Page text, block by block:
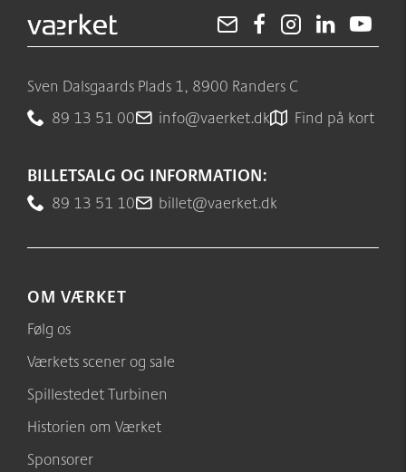
Sven Dalsgaards Plads 1, 8900 Randers C
89 13 51 00
info@vaerket.dk Find på kort
BILLETSALG OG INFORMATION:
89 13 51 10 billet@vaerket.dk
OM VÆRKET
Følg os
Værkets scener og sale
Spillestedet Turbinen
Historien om Værket
Sponsorer